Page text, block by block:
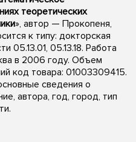
теоретических
», автор — Прокопеня,
к типу: докторская
05.13.01, 05.13.18. Работа
в 2006 году. Объем
код товара: 01003309415.
сведения о
автора, год, город, тип